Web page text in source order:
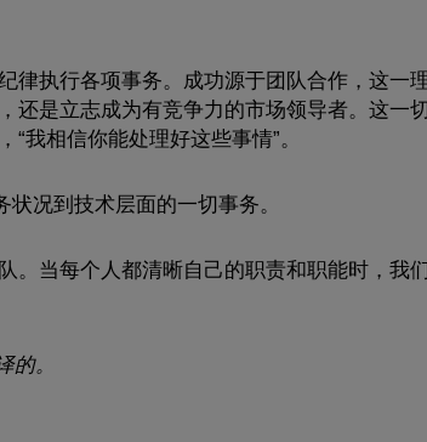
律执行各项事务。成功源于团队合作，这一
还是立志成为有竞争力的市场领导者。这一
我相信你能处理好这些事情”。
况到技术层面的一切事务。
。当每个人都清晰自己的职责和职能时，我
。